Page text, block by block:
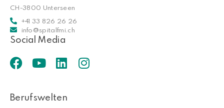
CH-3800 Unterseen
+41 33 826 26 26
info@spitalfmi.ch
Social Media
Berufswelten